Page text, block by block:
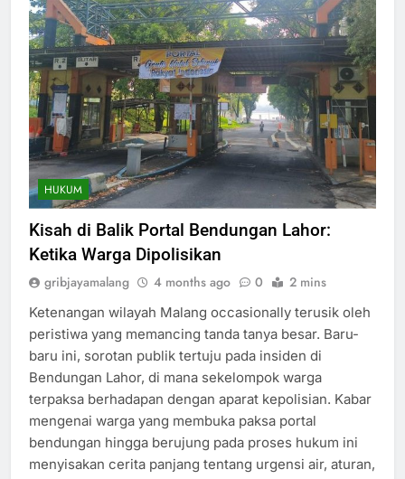
HUKUM
Kisah di Balik Portal Bendungan Lahor:
Ketika Warga Dipolisikan
gribjayamalang 4 months ago 0 2 mins
Ketenangan wilayah Malang occasionally terusik oleh
peristiwa yang memancing tanda tanya besar. Baru-
baru ini, sorotan publik tertuju pada insiden di
Bendungan Lahor, di mana sekelompok warga
terpaksa berhadapan dengan aparat kepolisian. Kabar
mengenai warga yang membuka paksa portal
bendungan hingga berujung pada proses hukum ini
menyisakan cerita panjang tentang urgensi air, aturan,